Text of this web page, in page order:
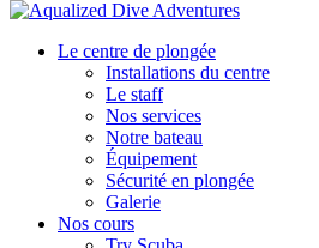
Le centre de plongée
Installations du centre
Le staff
Nos services
Notre bateau
Équipement
Sécurité en plongée
Galerie
Nos cours